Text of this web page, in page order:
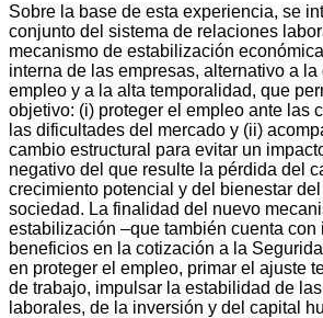
Sobre la base de esta experiencia, se
conjunto del sistema de relaciones
mecanismo de estabilización
interna de las empresas, alternativo a
empleo y a la alta temporalidad, que
objetivo: (i) proteger el empleo ante las
las dificultades del mercado y (ii)
cambio estructural para evitar un
negativo del que resulte la pérdida del
crecimiento potencial y del bienestar
sociedad. La finalidad del nuevo
estabilización –que también cuenta con
beneficios en la cotización a la
en proteger el empleo, primar el ajuste
de trabajo, impulsar la estabilidad de
laborales, de la inversión y del capital